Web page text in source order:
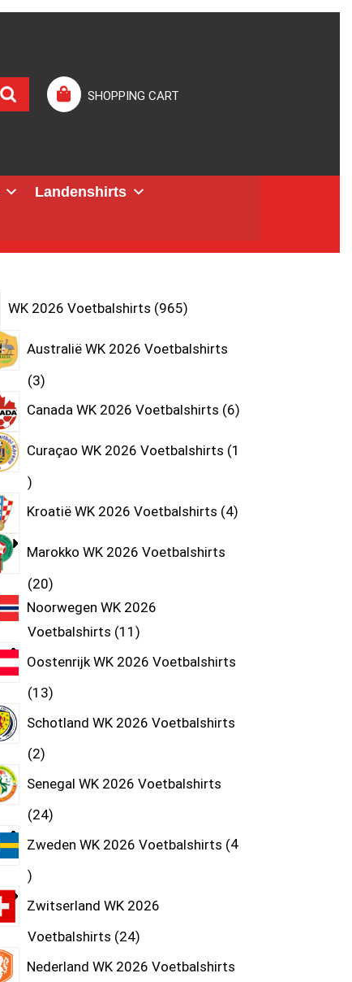
SHOPPING CART
Landenshirts
WK 2026 Voetbalshirts 965
Australië WK 2026 Voetbalshirts
3
Canada WK 2026 Voetbalshirts 6
Curaçao WK 2026 Voetbalshirts 1
Kroatië WK 2026 Voetbalshirts 4
Marokko WK 2026 Voetbalshirts
20
Noorwegen WK 2026
Voetbalshirts 11
Oostenrijk WK 2026 Voetbalshirts
13
Schotland WK 2026 Voetbalshirts
2
Senegal WK 2026 Voetbalshirts
24
Zweden WK 2026 Voetbalshirts 4
Zwitserland WK 2026
Voetbalshirts 24
Nederland WK 2026 Voetbalshirts